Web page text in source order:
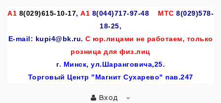
A1 8(029)615-10-17, А1 8(044)717-97-48 МТС 8(029)578-
18-25,
E-mail: kupi4@bk.ru. С юр.лицами не работаем, только
розница для физ.лиц
г. Минск, ул.Шаранговича,25.
Торговый Центр "Магнит Сухарево" пав.247
Вход